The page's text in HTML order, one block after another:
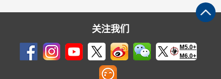
关注我们
M5.0+
M6.0+